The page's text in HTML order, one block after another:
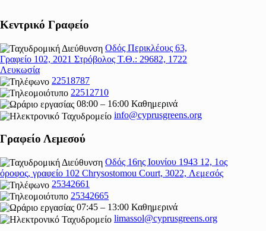
Κεντρικό Γραφείο
Οδός Περικλέους 63,
Γραφείο 102, 2021 Στρόβολος Τ.Θ.: 29682, 1722
Λευκωσία
22518787
22512710
08:00 – 16:00 Καθημερινά
info@cyprusgreens.org
Γραφείο Λεμεσού
Οδός 16ης Ιουνίου 1943 12, 1ος
όροφος, γραφείο 102 Chrysostomou Court, 3022, Λεμεσός
25342661
25342665
07:45 – 13:00 Καθημερινά
limassol@cyprusgreens.org